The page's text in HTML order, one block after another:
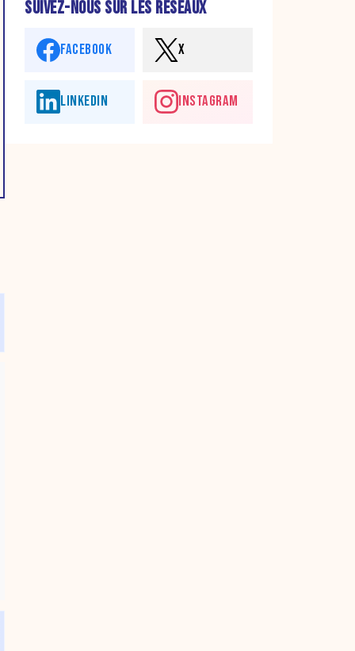
SUIVEZ-NOUS SUR LES RÉSEAUX
FACEBOOK X
LINKEDIN INSTAGRAM